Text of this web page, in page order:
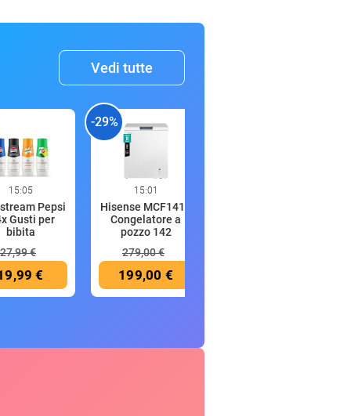
Vedi tutte
15:05
Pepsi
Gusti per
bibita
27,99 €
€
-29%
15:01
Hisense MCF141E
Congelatore a
pozzo 142
279,00 €
199,00 €